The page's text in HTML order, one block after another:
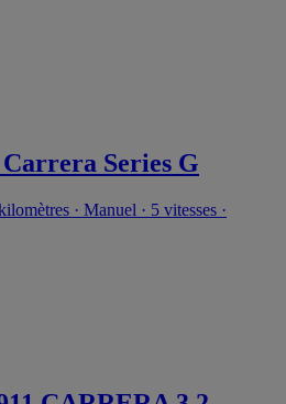
Carrera Series G
· Manuel · 5 vitesses ·